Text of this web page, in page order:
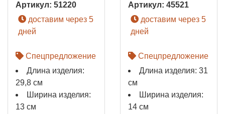
Артикул: 51220
доставим через 5
дней
Спецпредложение
Длина изделия:
29,8 см
Ширина изделия:
13 см
Артикул: 45521
доставим через 5
дней
Спецпредложение
Длина изделия: 31
см
Ширина изделия:
14 см